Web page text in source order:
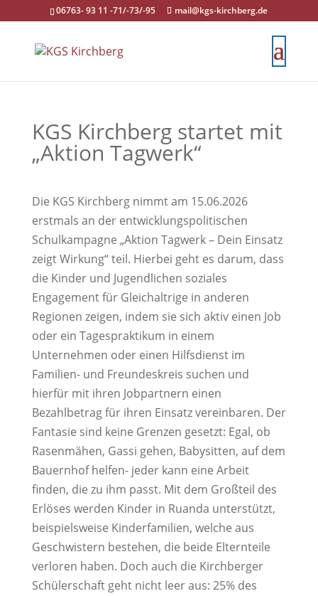
06763- 93 11 -71/-73/-95 mail@kgs-kirchberg.de
KGS Kirchberg startet mit
„Aktion Tagwerk“
Die KGS Kirchberg nimmt am 15.06.2026
erstmals an der entwicklungspolitischen
Schulkampagne „Aktion Tagwerk – Dein Einsatz
zeigt Wirkung“ teil. Hierbei geht es darum, dass
die Kinder und Jugendlichen soziales
Engagement für Gleichaltrige in anderen
Regionen zeigen, indem sie sich aktiv einen Job
oder ein Tagespraktikum in einem
Unternehmen oder einen Hilfsdienst im
Familien- und Freundeskreis suchen und
hierfür mit ihren Jobpartnern einen
Bezahlbetrag für ihren Einsatz vereinbaren. Der
Fantasie sind keine Grenzen gesetzt: Egal, ob
Rasenmähen, Gassi gehen, Babysitten, auf dem
Bauernhof helfen- jeder kann eine Arbeit
finden, die zu ihm passt. Mit dem Großteil des
Erlöses werden Kinder in Ruanda unterstützt,
beispielsweise Kinderfamilien, welche aus
Geschwistern bestehen, die beide Elternteile
verloren haben. Doch auch die Kirchberger
Schülerschaft geht nicht leer aus: 25% des